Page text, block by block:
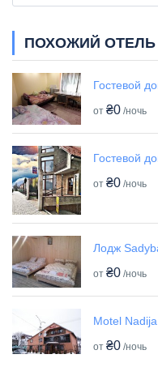
ПОХОЖИЙ ОТЕЛЬ
Гостевой
от ₴0 /ночь
Гостевой
от ₴0 /ночь
Лодж
от ₴0 /ночь
Motel
от ₴0 /ночь